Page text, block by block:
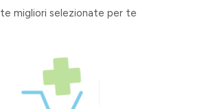
migliori selezionate per te